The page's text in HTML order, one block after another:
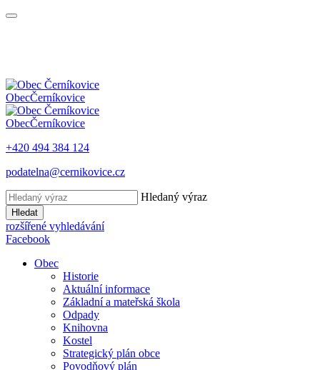
ObecČerníkovice
ObecČerníkovice
+420 494 384 124
podatelna@cernikovice.cz
Hledaný výraz
Hledat
rozšířené vyhledávání
Facebook
Obec
Historie
Aktuální informace
Základní a mateřská škola
Odpady
Knihovna
Kostel
Strategický plán obce
Povodňový plán